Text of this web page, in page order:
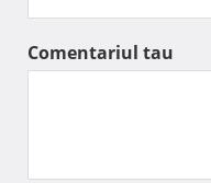
Comentariul tau